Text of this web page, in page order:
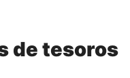
de tesoros